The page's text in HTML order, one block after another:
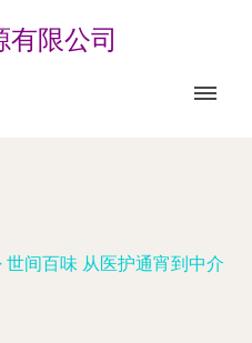
有限公司
世间百味 从医护通宵到中介